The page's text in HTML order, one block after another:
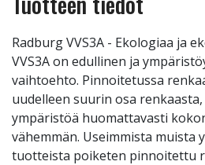
Radburg VVS3A - Ekologiaa ja
VVS3A on edullinen ja
vaihtoehto. Pinnoitetussa
uudelleen suurin osa
ympäristöä huomattavasti
vähemmän. Useimmista muista
tuotteista poiketen pinnoitettu